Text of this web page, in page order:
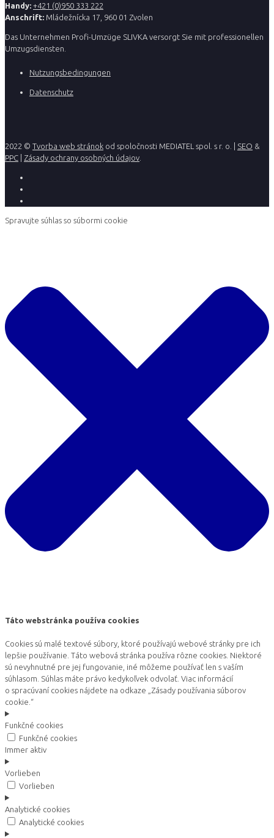
Handy: +421 (0)950 333 222
Anschrift: Mládežnícka 17, 960 01 Zvolen
Das Unternehmen Profi-Umzüge SLIVKA versorgt Sie mit professionellen
Umzugsdiensten.
Nutzungsbedingungen
Datenschutz
2022 © Tvorba web stránok od spoločnosti MEDIATEL spol. s r. o. | SEO &
PPC
Zásady ochrany osobných údajov
Spravujte súhlas so súbormi cookie
Táto webstránka používa cookies
Cookies sú malé textové súbory, ktoré používajú webové stránky pre ich
lepšie používanie. Táto webová stránka používa rôzne cookies. Niektoré
sú nevyhnutné pre jej fungovanie, iné môžeme používať len s vaším
súhlasom. Súhlas máte právo kedykoľvek odvolať. Viac informácií
o spracúvaní cookies nájdete na odkaze „Zásady používania súborov
cookie.“
Funkčné cookies
Funkčné cookies
Immer aktiv
Vorlieben
Vorlieben
Analytické cookies
Analytické cookies